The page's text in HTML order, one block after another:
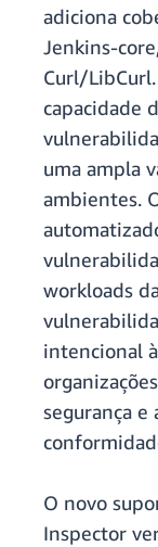
adiciona
Jenkins-
Curl/
capacidade
uma ampla
ambientes.
workloads
intencional
segurança
O novo
Inspector